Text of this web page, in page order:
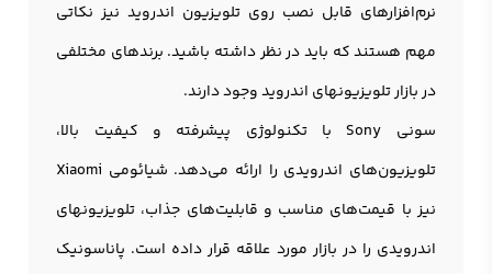
نرم‌افزارهای قابل نصب روی تلویزيون اندرويد نیز نکاتی
مهم هستند که باید در نظر داشته باشید. برندهای مختلفی
در بازار تلویزيونهای اندروید وجود دارند.
سونی Sony با تکنولوژی پیشرفته و کیفیت بالا،
تلویزیون‌های اندرویدی را ارائه می‌دهد. شیائومی Xiaomi
نیز با قیمت‌های مناسب و قابلیت‌های جذاب، تلویزيونهای
اندرویدی را در بازار مورد علاقه قرار داده است. پاناسونیک